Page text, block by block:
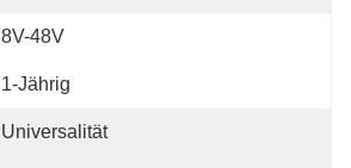
8V-48V
1-Jährig
Universalität